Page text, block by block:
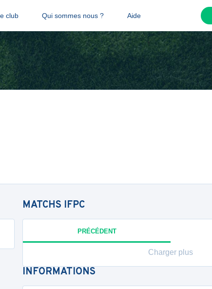
club Qui sommes nous ? Aide
MATCHS IFPC
PRÉCÉDENT
Charger plus
INFORMATIONS